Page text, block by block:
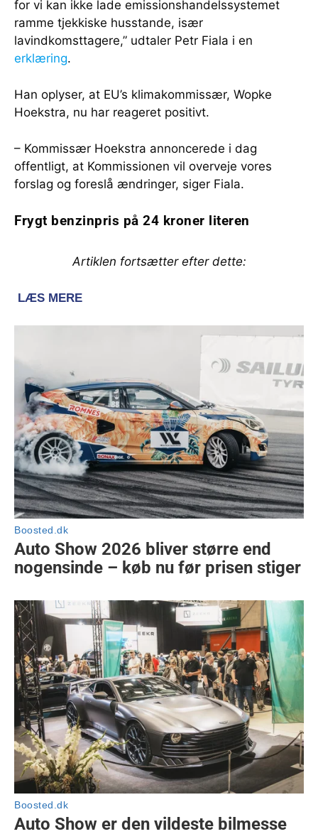
for vi kan ikke lade emissionshandelssystemet
ramme tjekkiske husstande, især
lavindkomsttagere,” udtaler Petr Fiala i en
erklæring.
Han oplyser, at EU’s klimakommissær, Wopke
Hoekstra, nu har reageret positivt.
– Kommissær Hoekstra annoncerede i dag
offentligt, at Kommissionen vil overveje vores
forslag og foreslå ændringer, siger Fiala.
Frygt benzinpris på 24 kroner literen
Artiklen fortsætter efter dette: